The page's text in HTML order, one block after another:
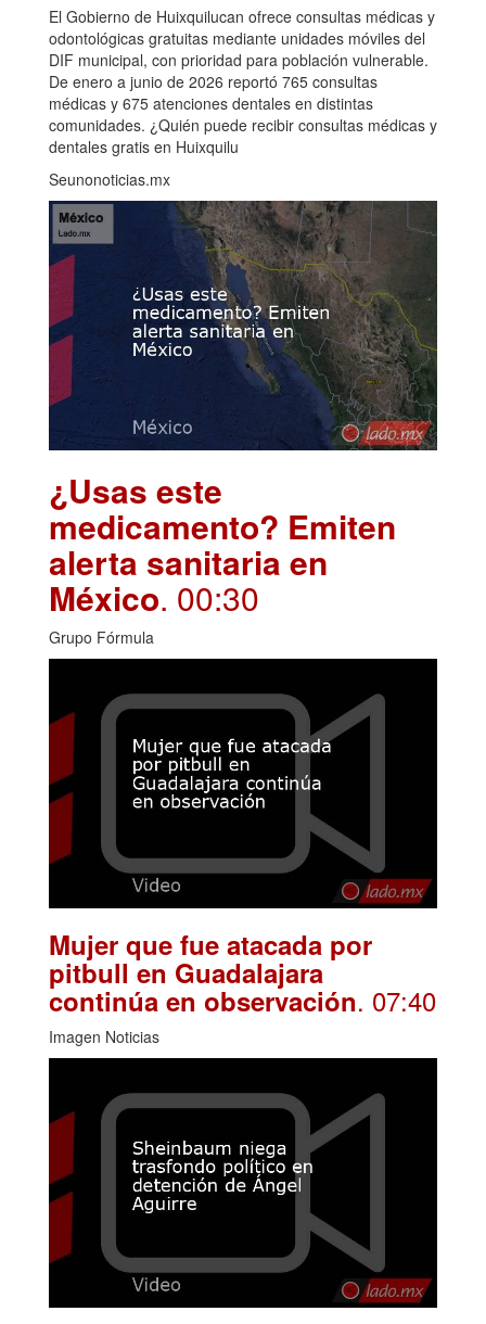
El Gobierno de Huixquilucan ofrece consultas médicas y
odontológicas gratuitas mediante unidades móviles del
DIF municipal, con prioridad para población vulnerable.
De enero a junio de 2026 reportó 765 consultas
médicas y 675 atenciones dentales en distintas
comunidades. ¿Quién puede recibir consultas médicas y
dentales gratis en Huixquilu
Seunonoticias.mx
¿Usas este
medicamento? Emiten
alerta sanitaria en
México. 00:30
Grupo Fórmula
Mujer que fue atacada por
pitbull en Guadalajara
continúa en observación. 07:40
Imagen Noticias